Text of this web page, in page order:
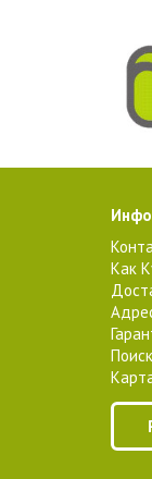
Как
Поиск